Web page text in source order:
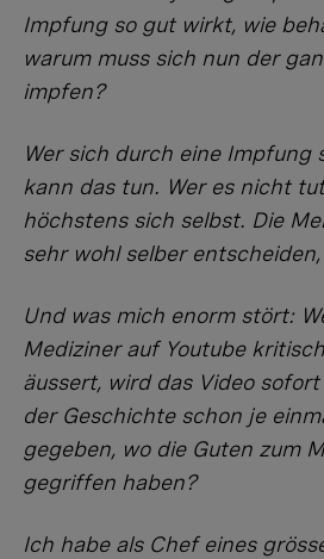
Impfung so gut wirkt, wie
warum muss sich nun der
impfen?
Wer sich durch eine Impfung
kann das tun. Wer es nicht
höchstens sich selbst. Die
sehr wohl selber
Und was mich enorm stört:
Mediziner auf Youtube
äussert, wird das Video
der Geschichte schon je
gegeben, wo die Guten zum
gegriffen haben?
Ich habe als Chef eines